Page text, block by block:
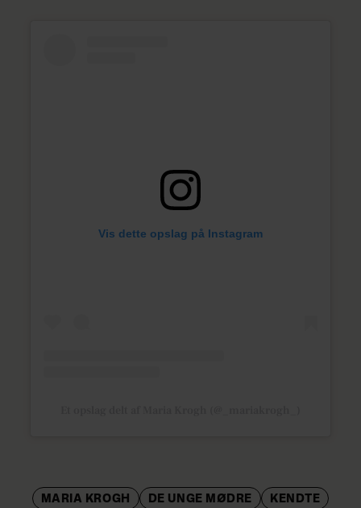
Vis dette opslag på Instagram
MARIA KROGH DE UNGE MØDRE KENDTE